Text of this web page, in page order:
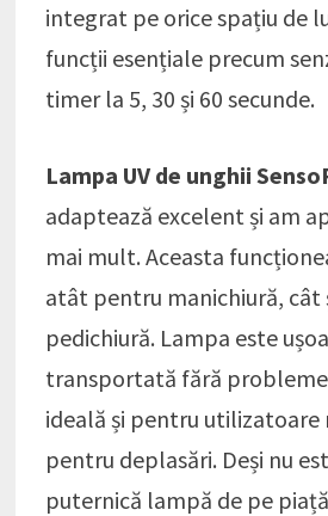
integrat pe orice spațiu de
funcții esențiale precum
timer la 5, 30 și 60 secunde.
Lampa UV de unghii
adaptează excelent și am
mai mult. Aceasta
atât pentru manichiură, cât
pedichiură. Lampa este
transportată fără
ideală și pentru utilizatoare
pentru deplasări. Deși nu
puternică lampă de pe